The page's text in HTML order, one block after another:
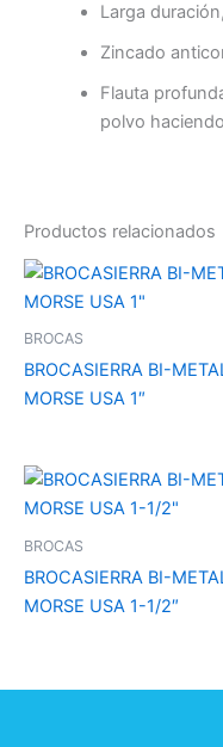
Larga
Zincado
Flauta
polvo
Productos relacionados
BROCAS
BROCASIERRA BI-
MORSE USA 1″
BROCAS
BROCASIERRA BI-
MORSE USA 1-1/2″